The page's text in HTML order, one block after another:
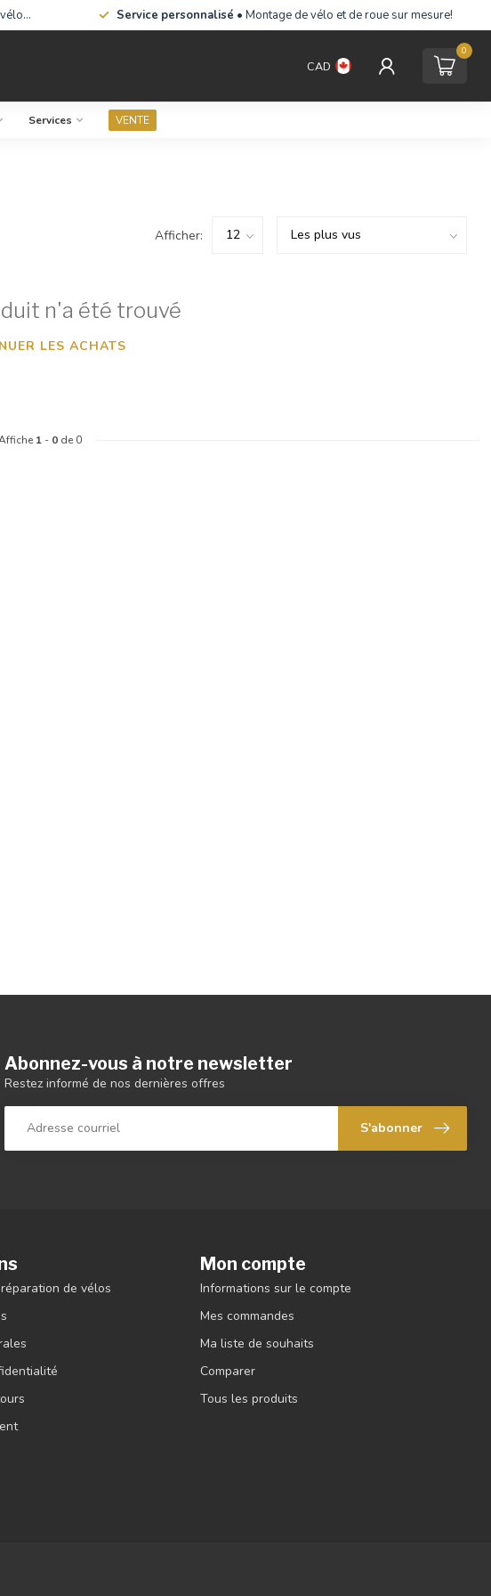
Service personnalisé • Montage de vélo et de roue sur mesure!
CAD
0
Services VENTE
Afficher:
n'a été trouvé
LES ACHATS
1 - 0 de 0
Abonnez-vous à notre newsletter
Restez informé de nos dernières offres
S'abonner
de vélos
Mon compte
Informations sur le compte
Mes commandes
Ma liste de souhaits
Comparer
Tous les produits